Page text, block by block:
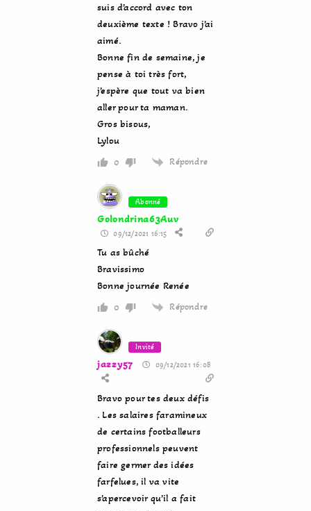
suis d’accord avec ton
deuxième texte ! Bravo j’ai
aimé.
Bonne fin de semaine, je
pense à toi très fort,
j’espère que tout va bien
aller pour ta maman.
Gros bisous,
Lylou
0 Répondre
Abonné
Golondrina63Auv
09/12/2021 16:15
Tu as bûché
Bravissimo
Bonne journée Renée
0 Répondre
Invité
jazzy57 09/12/2021 16:08
Bravo pour tes deux défis
. Les salaires faramineux
de certains footballeurs
professionnels peuvent
faire germer des idées
farfelues, il va vite
s’apercevoir qu’il a fait